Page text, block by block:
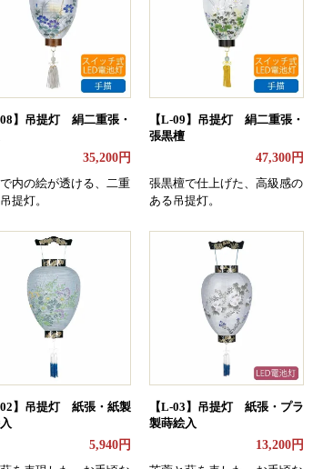
】吊提灯 絹二重張・
35,200円
内の絵が透ける、二重
提灯。
【L-09】吊提灯 絹二重張・
張黒檀
47,300円
張黒檀で仕上げた、高級感の
ある吊提灯。
】吊提灯 紙張・紙製
5,940円
【L-03】吊提灯 紙張・プラ
製蒔絵入
13,200円